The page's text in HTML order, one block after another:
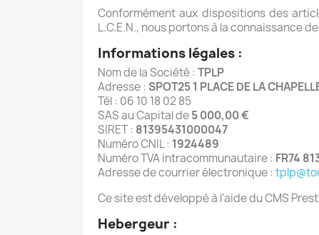
Conformément aux dispositions des
L.C.E.N., nous portons à la connaissance
Informations légales :
Nom de la Société : TPLP
Adresse : SPOT25 1 PLACE DE LA
Tél : 06 10 18 02 85
SAS au Capital de5 000,00 €
SIRET : 81395431000047
Numéro CNIL : 1924489
Numéro TVA intracommunautaire : FR74
Adresse de courrier électronique :
Ce site est développé à l'aide du CMS
Hebergeur :